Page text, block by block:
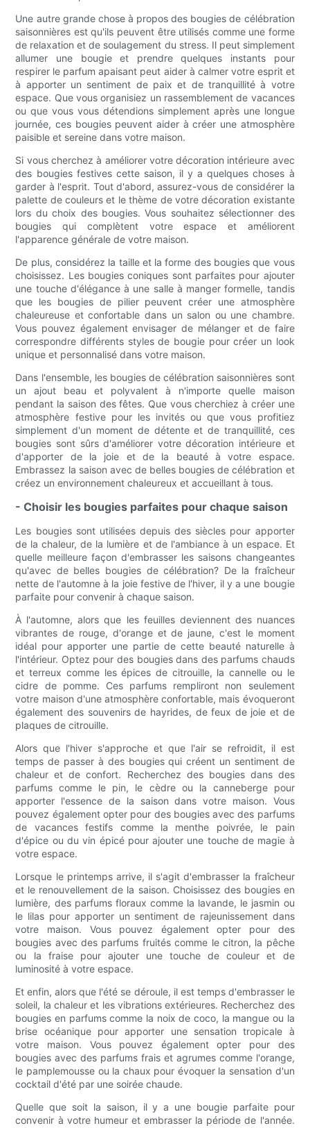
Une autre grande chose à propos des bougies de célébration
saisonnières est qu'ils peuvent être utilisés comme une forme
de relaxation et de soulagement du stress. Il peut simplement
allumer une bougie et prendre quelques instants pour
respirer le parfum apaisant peut aider à calmer votre esprit et
à apporter un sentiment de paix et de tranquillité à votre
espace. Que vous organisiez un rassemblement de vacances
ou que vous vous détendions simplement après une longue
journée, ces bougies peuvent aider à créer une atmosphère
paisible et sereine dans votre maison.
Si vous cherchez à améliorer votre décoration intérieure avec
des bougies festives cette saison, il y a quelques choses à
garder à l'esprit. Tout d'abord, assurez-vous de considérer la
palette de couleurs et le thème de votre décoration existante
lors du choix des bougies. Vous souhaitez sélectionner des
bougies qui complètent votre espace et améliorent
l'apparence générale de votre maison.
De plus, considérez la taille et la forme des bougies que vous
choisissez. Les bougies coniques sont parfaites pour ajouter
une touche d'élégance à une salle à manger formelle, tandis
que les bougies de pilier peuvent créer une atmosphère
chaleureuse et confortable dans un salon ou une chambre.
Vous pouvez également envisager de mélanger et de faire
correspondre différents styles de bougie pour créer un look
unique et personnalisé dans votre maison.
Dans l'ensemble, les bougies de célébration saisonnières sont
un ajout beau et polyvalent à n'importe quelle maison
pendant la saison des fêtes. Que vous cherchiez à créer une
atmosphère festive pour les invités ou que vous profitiez
simplement d'un moment de détente et de tranquillité, ces
bougies sont sûrs d'améliorer votre décoration intérieure et
d'apporter de la joie et de la beauté à votre espace.
Embrassez la saison avec de belles bougies de célébration et
créez un environnement chaleureux et accueillant à tous.
- Choisir les bougies parfaites pour chaque saison
Les bougies sont utilisées depuis des siècles pour apporter
de la chaleur, de la lumière et de l'ambiance à un espace. Et
quelle meilleure façon d'embrasser les saisons changeantes
qu'avec de belles bougies de célébration? De la fraîcheur
nette de l'automne à la joie festive de l'hiver, il y a une bougie
parfaite pour convenir à chaque saison.
À l'automne, alors que les feuilles deviennent des nuances
vibrantes de rouge, d'orange et de jaune, c'est le moment
idéal pour apporter une partie de cette beauté naturelle à
l'intérieur. Optez pour des bougies dans des parfums chauds
et terreux comme les épices de citrouille, la cannelle ou le
cidre de pomme. Ces parfums rempliront non seulement
votre maison d'une atmosphère confortable, mais évoqueront
également des souvenirs de hayrides, de feux de joie et de
plaques de citrouille.
Alors que l'hiver s'approche et que l'air se refroidit, il est
temps de passer à des bougies qui créent un sentiment de
chaleur et de confort. Recherchez des bougies dans des
parfums comme le pin, le cèdre ou la canneberge pour
apporter l'essence de la saison dans votre maison. Vous
pouvez également opter pour des bougies avec des parfums
de vacances festifs comme la menthe poivrée, le pain
d'épice ou du vin épicé pour ajouter une touche de magie à
votre espace.
Lorsque le printemps arrive, il s'agit d'embrasser la fraîcheur
et le renouvellement de la saison. Choisissez des bougies en
lumière, des parfums floraux comme la lavande, le jasmin ou
le lilas pour apporter un sentiment de rajeunissement dans
votre maison. Vous pouvez également opter pour des
bougies avec des parfums fruités comme le citron, la pêche
ou la fraise pour ajouter une touche de couleur et de
luminosité à votre espace.
Et enfin, alors que l'été se déroule, il est temps d'embrasser le
soleil, la chaleur et les vibrations extérieures. Recherchez des
bougies en parfums comme la noix de coco, la mangue ou la
brise océanique pour apporter une sensation tropicale à
votre maison. Vous pouvez également opter pour des
bougies avec des parfums frais et agrumes comme l'orange,
le pamplemousse ou la chaux pour évoquer la sensation d'un
cocktail d'été par une soirée chaude.
Quelle que soit la saison, il y a une bougie parfaite pour
convenir à votre humeur et embrasser la période de l'année.